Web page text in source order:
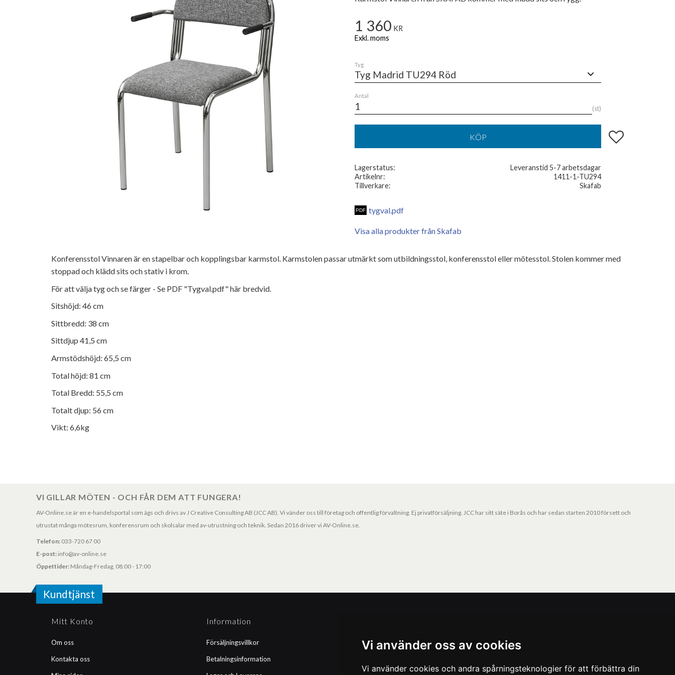
Vi använder oss av cookies
Vi använder cookies och andra spårningsteknologier för att förbättra din
1 360 KR
Tyg
Antal
st
KÖP Lägg till i favoriter
Lagerstatus
Leveranstid 5-7 arbetsdagar
Artikelnr
1411-1-TU294
Tillverkare
Skafab
tygval.pdf
Visa alla produkter från Skafab
Konferensstol Vinnaren är en stapelbar och kopplingsbar karmstol. Karmstolen passar utmärkt som utbildningsstol, konferensstol eller mötesstol. Stolen kommer med
stoppad och klädd sits och stativ i krom.
För att välja tyg och se färger - Se PDF "Tygval.pdf" här bredvid.
Sitshöjd: 46 cm
Sittbredd: 38 cm
Sittdjup 41,5 cm
Armstödshöjd: 65,5 cm
Total höjd: 81 cm
Total Bredd: 55,5 cm
Totalt djup: 56 cm
Vikt: 6,6kg
VI GILLAR MÖTEN - OCH FÅR DEM ATT FUNGERA!
AV-Online.se är en e-handelsportal som ägs och drivs av J Creative Consulting AB (JCC AB). Vi vänder oss till företag och offentlig förvaltning. Ej privatförsäljning. JCC har sitt säte i Borås och har sedan starten 2010 försett och
utrustat många mötesrum, konferensrum och skolsalar med av-utrustning och teknik. Sedan 2016 driver vi AV-Online.se.
Telefon: 033-720 67 00
E-post: info@av-online.se
Öppettider: Måndag-Fredag, 08:00 - 17:00
Kundtjänst
Mitt Konto
Om oss
Kontakta oss
Information
Försäljningsvillkor
Betalningsinformation
Faktura
Ta del av våra nyheter och kampanjer. Fyll i din